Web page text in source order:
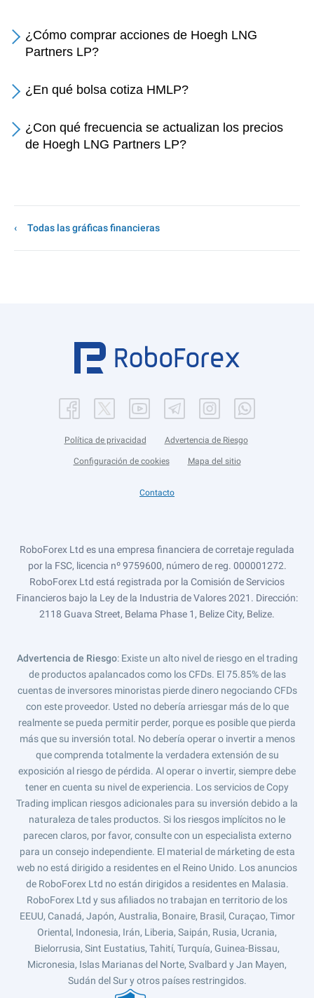
¿Cómo comprar acciones de Hoegh LNG
Partners LP?
¿En qué bolsa cotiza HMLP?
¿Con qué frecuencia se actualizan los precios
de Hoegh LNG Partners LP?
Todas las gráficas financieras
Política de privacidad Advertencia de Riesgo
Configuración de cookies Mapa del sitio
Contacto
RoboForex Ltd es una empresa financiera de corretaje regulada
por la FSC, licencia nº 9759600, número de reg. 000001272.
RoboForex Ltd está registrada por la Comisión de Servicios
Financieros bajo la Ley de la Industria de Valores 2021. Dirección:
2118 Guava Street, Belama Phase 1, Belize City, Belize.
Advertencia de Riesgo: Existe un alto nivel de riesgo en el trading
de productos apalancados como los CFDs. El 75.85% de las
cuentas de inversores minoristas pierde dinero negociando CFDs
con este proveedor. Usted no debería arriesgar más de lo que
realmente se pueda permitir perder, porque es posible que pierda
más que su inversión total. No debería operar o invertir a menos
que comprenda totalmente la verdadera extensión de su
exposición al riesgo de pérdida. Al operar o invertir, siempre debe
tener en cuenta su nivel de experiencia. Los servicios de Copy
Trading implican riesgos adicionales para su inversión debido a la
naturaleza de tales productos. Si los riesgos implícitos no le
parecen claros, por favor, consulte con un especialista externo
para un consejo independiente. El material de márketing de esta
web no está dirigido a residentes en el Reino Unido. Los anuncios
de RoboForex Ltd no están dirigidos a residentes en Malasia.
RoboForex Ltd y sus afiliados no trabajan en territorio de los
EEUU, Canadá, Japón, Australia, Bonaire, Brasil, Curaçao, Timor
Oriental, Indonesia, Irán, Liberia, Saipán, Rusia, Ucrania,
Bielorrusia, Sint Eustatius, Tahití, Turquía, Guinea-Bissau,
Micronesia, Islas Marianas del Norte, Svalbard y Jan Mayen,
Sudán del Sur y otros países restringidos.